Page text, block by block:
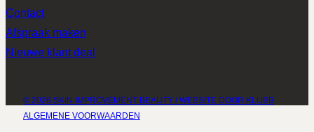
Contact
Afspraak maken
Nieuwe klant deal
ALGEMENE VOORWAARDEN
© 2026 SKIN IMPROVEMENT BEAUTY / WEBSITE DOOR KLUBB